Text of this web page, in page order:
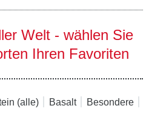
Welt - wählen Sie
Ihren Favoriten
(alle) Basalt Besondere